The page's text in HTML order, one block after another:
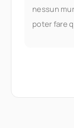
nessun
poter fare